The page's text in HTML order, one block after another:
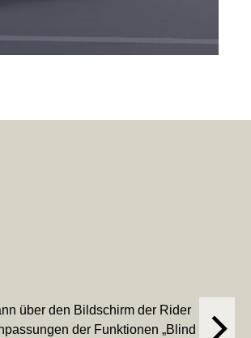
über den Bildschirm der Rider
der Funktionen „Blind